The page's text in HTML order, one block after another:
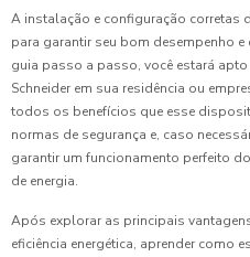
A instalação e configuração corretas
para garantir seu bom desempenho e
guia passo a passo, você estará
Schneider em sua residência ou
todos os benefícios que esse
normas de segurança e, caso
garantir um funcionamento perfeito
de energia.
Após explorar as principais
eficiência energética, aprender como